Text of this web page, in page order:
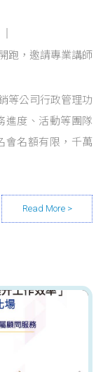
跑，邀請專業講師
等公司行政管理功
進度、活動等團隊
會名額有限，千萬